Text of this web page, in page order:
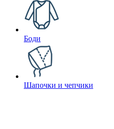
Боди
Шапочки и чепчики